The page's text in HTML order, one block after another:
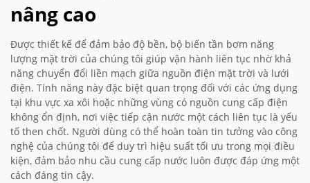
nâng cao
Được thiết kế để đảm bảo độ bền, bộ biến tần bơm năng
lượng mặt trời của chúng tôi giúp vận hành liên tục nhờ khả
năng chuyển đổi liền mạch giữa nguồn điện mặt trời và lưới
điện. Tính năng này đặc biệt quan trọng đối với các ứng dụng
tại khu vực xa xôi hoặc những vùng có nguồn cung cấp điện
không ổn định, nơi việc tiếp cận nước một cách liên tục là yếu
tố then chốt. Người dùng có thể hoàn toàn tin tưởng vào công
nghệ của chúng tôi để duy trì hiệu suất tối ưu trong mọi điều
kiện, đảm bảo nhu cầu cung cấp nước luôn được đáp ứng một
cách đáng tin cậy.